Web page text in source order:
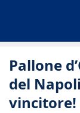
Pallone
del
vincitore!